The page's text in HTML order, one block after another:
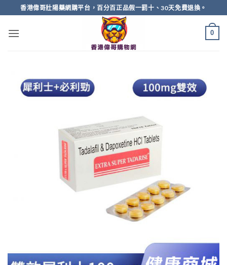
to
content
香港偉哥壯陽藥網購平台，百分百正品假一罰十、30天免費退換。
0